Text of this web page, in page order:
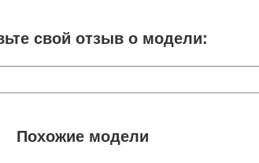
свой отзыв о модели:
Похожие модели